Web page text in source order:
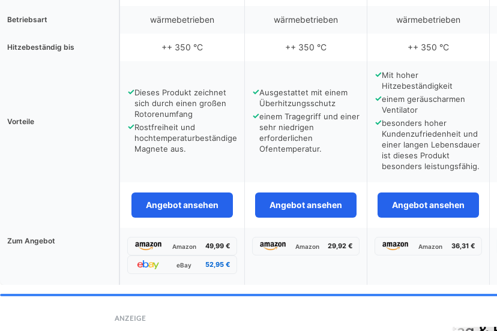
Betriebsart wärmebetrieben wärmebetrieben wärmebetrieben
Hitzebeständig bis ++ 350 °C ++ 350 °C ++ 350 °C
Vorteile
✓Dieses Produkt zeichnet
sich durch einen großen
Rotorenumfang
✓Rostfreiheit und
hochtemperaturbeständige
Magnete aus.
✓Ausgestattet mit einem
Überhitzungsschutz
✓einem Tragegriff und einer
sehr niedrigen
erforderlichen
Ofentemperatur.
✓Mit hoher
Hitzebeständigkeit
✓einem geräuscharmen
Ventilator
✓besonders hoher
Kundenzufriedenheit und
einer langen Lebensdauer
ist dieses Produkt
besonders leistungsfähig.
Angebot ansehen Angebot ansehen Angebot ansehen
Zum Angebot
Amazon 49,99 €
eBay 52,95 €
Amazon 29,92 € Amazon 36,31 €
ANZEIGE